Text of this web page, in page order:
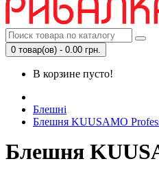
0 товар(ов) - 0.00 грн.
В корзине пусто!
Блешні
Блешня KUUSAMO
Блешня